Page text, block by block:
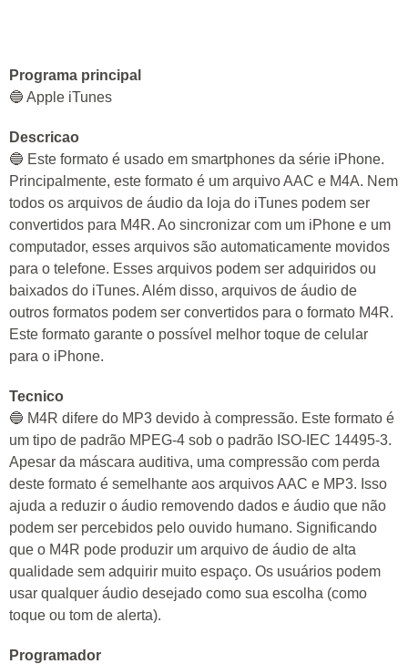
Programa principal
🔵 Apple iTunes
Descricao
🔵 Este formato é usado em smartphones da série iPhone.
Principalmente, este formato é um arquivo AAC e M4A. Nem
todos os arquivos de áudio da loja do iTunes podem ser
convertidos para M4R. Ao sincronizar com um iPhone e um
computador, esses arquivos são automaticamente movidos
para o telefone. Esses arquivos podem ser adquiridos ou
baixados do iTunes. Além disso, arquivos de áudio de
outros formatos podem ser convertidos para o formato M4R.
Este formato garante o possível melhor toque de celular
para o iPhone.
Tecnico
🔵 M4R difere do MP3 devido à compressão. Este formato é
um tipo de padrão MPEG-4 sob o padrão ISO-IEC 14495-3.
Apesar da máscara auditiva, uma compressão com perda
deste formato é semelhante aos arquivos AAC e MP3. Isso
ajuda a reduzir o áudio removendo dados e áudio que não
podem ser percebidos pelo ouvido humano. Significando
que o M4R pode produzir um arquivo de áudio de alta
qualidade sem adquirir muito espaço. Os usuários podem
usar qualquer áudio desejado como sua escolha (como
toque ou tom de alerta).
Programador